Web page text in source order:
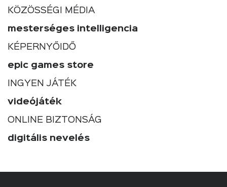
KÖZÖSSÉGI MÉDIA
mesterséges intelligencia
KÉPERNYŐIDŐ
epic games store
INGYEN JÁTÉK
videójáték
ONLINE BIZTONSÁG
digitális nevelés